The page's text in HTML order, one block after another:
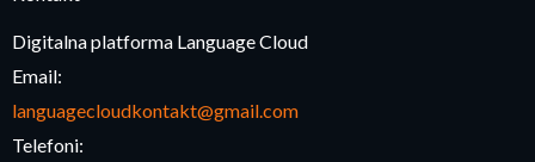
Digitalna platforma Language Cloud
Email:
languagecloudkontakt@gmail.com
Telefoni: